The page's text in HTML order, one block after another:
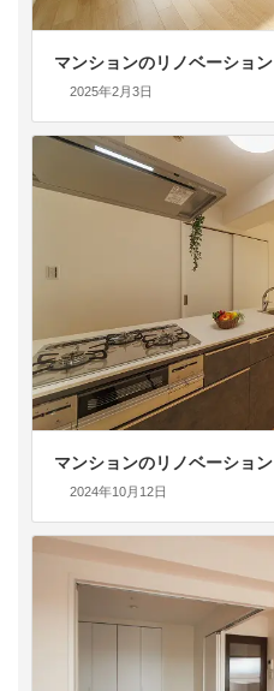
マンションのリノベーション
2025年2月3日
マンションのリノベーション
2024年10月12日